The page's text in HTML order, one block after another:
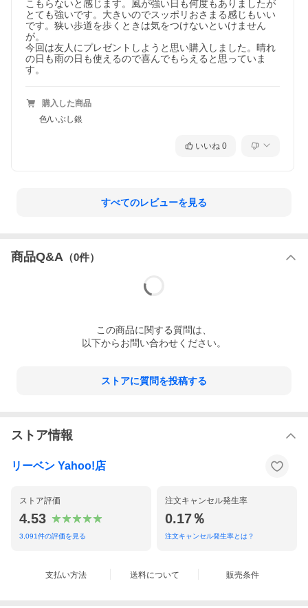
こもらないと感じます。風が強い日も何度もありましたが
とても強いです。大きいのでスッポリおさまる感じもいい
です。狭い歩道を歩くときは気をつけないといけません
が。
今回は友人にプレゼントしようと思い購入しました。晴れ
の日も雨の日も使えるので喜んでもらえると思っていま
す。
購入した商品
色/いぶし銀
いいね 0
すべてのレビューを見る
商品Q&A （0件）
この商品に関する質問は、
以下からお問い合わせください。
ストアに質問を投稿する
ストア情報
リーベン Yahoo!店
ストア評価
4.53
3,091件の評価を見る
注文キャンセル発生率
0.17％
注文キャンセル発生率とは？
支払い方法 送料について 販売条件